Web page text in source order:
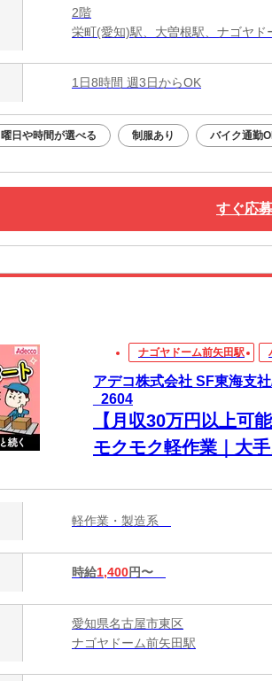
2階
栄町(愛知)駅、大曽根駅、ナゴヤド
1日8時間 週3日からOK
曜日や時間が選べる 制服あり バイク通勤
すぐ応
ナゴヤドーム前矢田駅
アデコ株式会社 SF東海支
_2604
【月収30万円以上可
モクモク軽作業｜大
軽作業・製造系
時給1,400円〜
愛知県名古屋市東区
ナゴヤドーム前矢田駅